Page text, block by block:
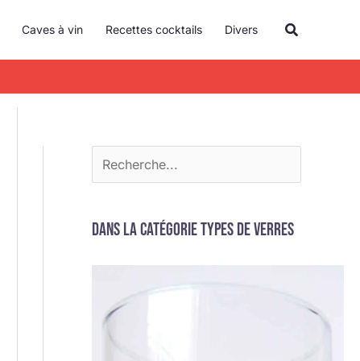
Caves à vin Recettes cocktails Divers
c
h
e
Dans la catégorie Types de verres